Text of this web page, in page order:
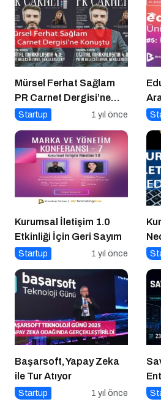
Mürsel Ferhat Sağlam
PR Carnet Dergisi’ne
Konuştu
Startup 1 yıl önce
Kurumsal İletişim 1.0
Etkinliği İçin Geri Sayım
Startup 1 yıl önce
Başarsoft, Yapay Zeka
ile Tur Atıyor
Startup 1 yıl önce